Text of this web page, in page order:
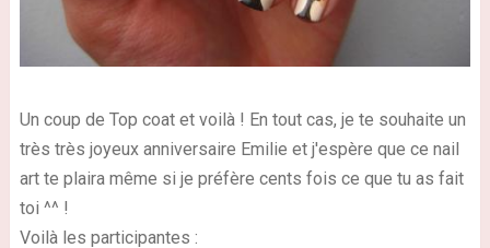
Un coup de Top coat et voilà ! En tout cas, je te souhaite un
très très joyeux anniversaire Emilie et j'espère que ce nail
art te plaira même si je préfère cents fois ce que tu as fait
toi ^^ !
Voilà les participantes :